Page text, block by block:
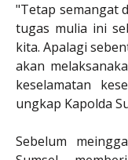
"Tetap semangat
tugas mulia ini
kita. Apalagi
akan
keselamatan
ungkap Kapolda
Sebelum